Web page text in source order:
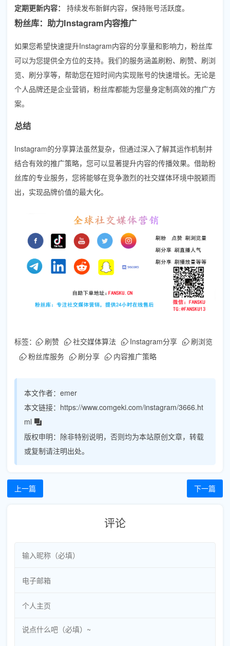
定期更新内容：
持续发布新鲜内容，保持账号活跃度。
粉丝库：助力Instagram内容推广
如果您希望快速提升Instagram内容的分享量和影响力，粉丝库
可以为您提供全方位的支持。我们的服务涵盖刷粉、刷赞、刷浏
览、刷分享等，帮助您在短时间内实现账号的快速增长。无论是
个人品牌还是企业营销，粉丝库都能为您量身定制高效的推广方
案。
总结
Instagram的分享算法虽然复杂，但通过深入了解其运作机制并
结合有效的推广策略，您可以显著提升内容的传播效果。借助粉
丝库的专业服务，您将能够在竞争激烈的社交媒体环境中脱颖而
出，实现品牌价值的最大化。
标签： 刷赞 社交媒体算法 Instagram分享
刷浏览
粉丝库服务
刷分享 内容推广策略
本文作者： emer
本文链接： https://www.comgeki.com/instagram/3666.ht
ml
版权申明： 除非特别说明，否则均为本站原创文章，转载
或复制请注明出处。
上一篇 下一篇
评论